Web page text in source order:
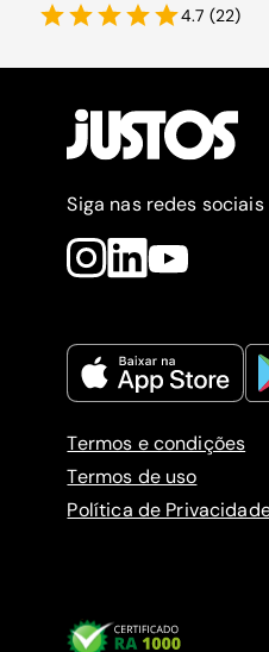
4.7 (22)
Siga nas redes sociais
Termos e condições
Termos de uso
Política de